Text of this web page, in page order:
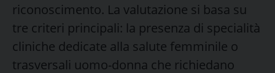
riconoscimento. La valutazione si basa su
tre criteri principali: la presenza di specialità
cliniche dedicate alla salute femminile o
trasversali uomo-donna che richiedano